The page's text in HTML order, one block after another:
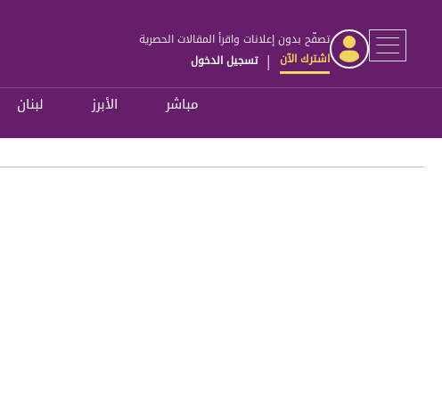
تصفّح بدون إعلانات واقرأ المقالات الحصرية
اشترك الآن | تسجيل الدخول
مباشر الأبرز لبنان